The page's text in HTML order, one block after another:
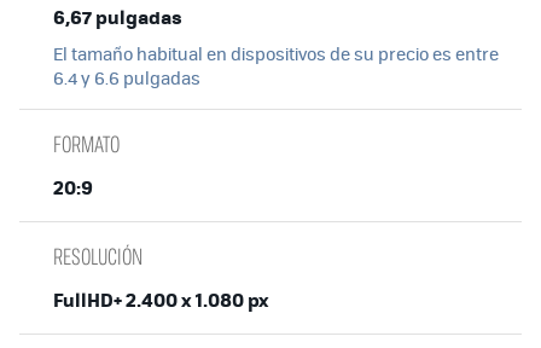
6,67 pulgadas
El tamaño habitual en dispositivos de su precio es entre
6.4 y 6.6 pulgadas
FORMATO
20:9
RESOLUCIÓN
FullHD+ 2.400 x 1.080 px